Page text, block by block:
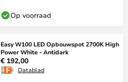
Op voorraad
Easy W100 LED Opbouwspot 2700K High
Power White - Antidark
€ 192,00
Datablad